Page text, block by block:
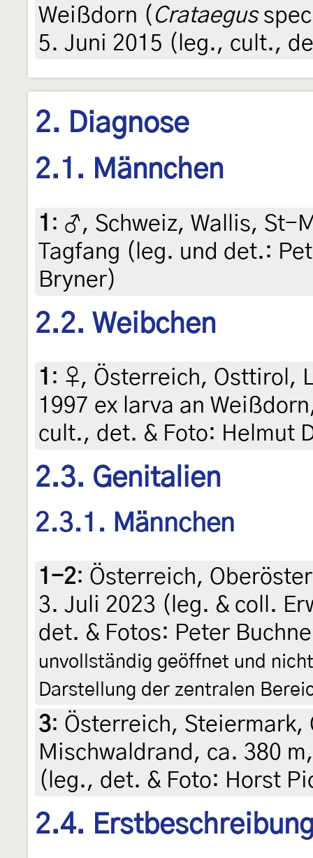
Weißdorn ( Crataegus
5. Juni 2015 (leg., cult.,
2. Diagnose
2.1. Männchen
1 : ♂, Schweiz, Wallis, St-
Tagfang (leg. und det.:
Bryner)
2.2. Weibchen
1 : ♀, Österreich, Osttirol,
1997 ex larva an
cult., det. & Foto: Helmut
2.3. Genitalien
2.3.1. Männchen
1-2: Österreich,
3. Juli 2023 (leg. & coll.
det. & Fotos: Peter
unvollständig geöffnet und
Darstellung der zentralen
3: Österreich, Steiermark,
Mischwaldrand, ca. 380
(leg., det. & Foto: Horst
2.4.